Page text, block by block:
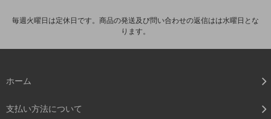
毎週火曜日は定休日です。商品の発送及び問い合わせの返信はは水曜日とな
ります。
ホーム
支払い方法について